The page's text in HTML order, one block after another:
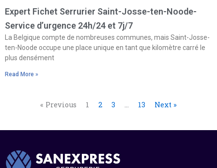
Expert Fichet Serrurier Saint-Josse-ten-Noode-
Service d’urgence 24h/24 et 7j/7
La Belgique compte de nombreuses communes, mais Saint-Josse-
ten-Noode occupe une place unique en tant que kilomètre carré le
plus densément
Read More »
« Previous 1 2 3 … 13 Next »